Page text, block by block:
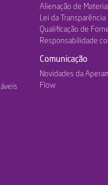
Alienação de
Lei da Transparência
Qualificação de
Responsabilidade
Comunicação
Novidades da
Flow